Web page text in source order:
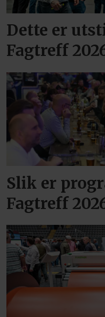
Dette er
Fagtreff
Slik er
Fagtreff